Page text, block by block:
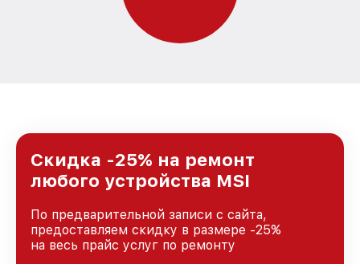
Скидка -25% на ремонт
любого устройства MSI
По предварительной записи с сайта,
предоставляем скидку в размере -25%
на весь прайс услуг по ремонту